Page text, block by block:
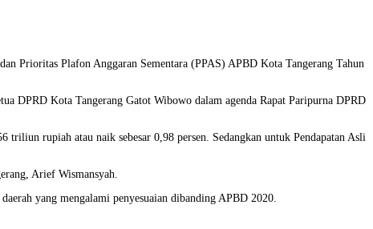
Prioritas Plafon Anggaran Sementara (PPAS) APBD Kota Tangerang Tahun
DPRD Kota Tangerang Gatot Wibowo dalam agenda Rapat Paripurna DPRD
rupiah atau naik sebesar 0,98 persen. Sedangkan untuk Pendapatan Asli
Arief Wismansyah.
yang mengalami penyesuaian dibanding APBD 2020.